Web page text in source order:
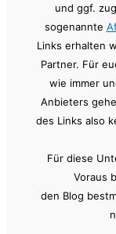
und ggf.
sogenannte
Links erhalten
Partner. Für
wie immer
Anbieters
des Links also
Für diese
Voraus
den Blog